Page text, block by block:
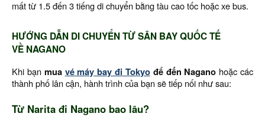
mất từ 1.5 đến 3 tiếng di chuyển bằng tàu cao tốc hoặc xe bus.
HƯỚNG DẪN DI CHUYỂN TỪ SÂN BAY QUỐC TẾ
VỀ NAGANO
Khi bạnmua vé máy bay đi Tokyođể đến Nagano hoặc các
thành phố lân cận, hành trình của bạn sẽ tiếp nối như sau:
Từ Narita đi Nagano bao lâu?